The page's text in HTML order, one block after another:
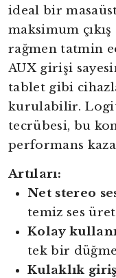
ideal bir
maksimum
rağmen tatmin
AUX girişi
tablet gibi
kurulabilir.
tecrübesi, bu
performans
Artıları:
Net stereo
temiz ses
Kolay
tek bir
Kulaklık